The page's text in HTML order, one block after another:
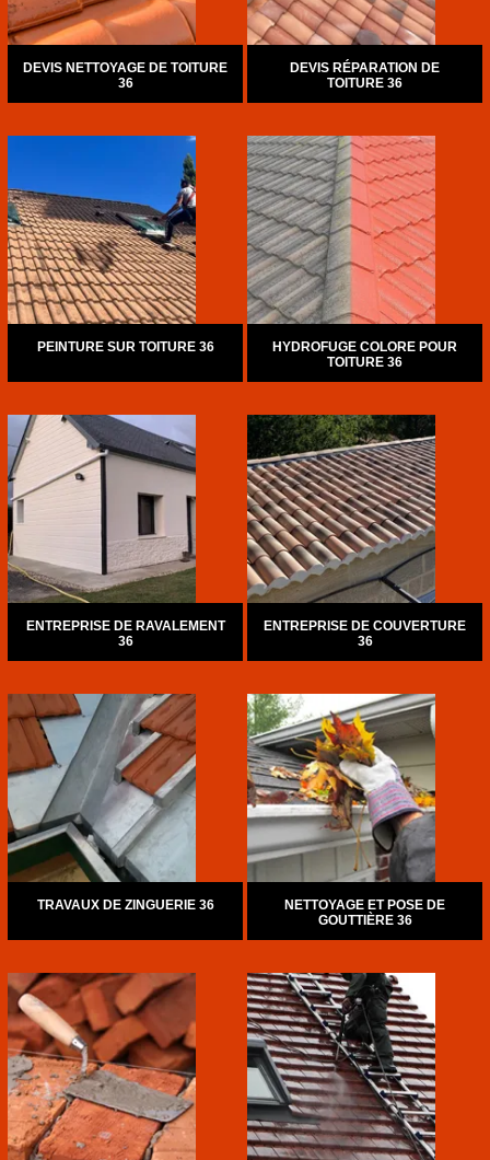
DEVIS NETTOYAGE DE TOITURE
36
DEVIS RÉPARATION DE
TOITURE 36
PEINTURE SUR TOITURE 36
HYDROFUGE COLORE POUR
TOITURE 36
ENTREPRISE DE RAVALEMENT
36
ENTREPRISE DE COUVERTURE
36
TRAVAUX DE ZINGUERIE 36
NETTOYAGE ET POSE DE
GOUTTIÈRE 36